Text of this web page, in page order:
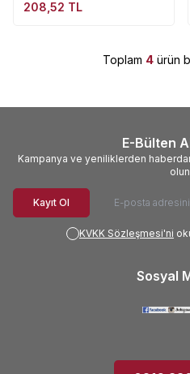
208,52 TL
Toplam 4 ürün
E-Bülten
Kampanya ve yeniliklerden
Kayıt Ol
KVKK Sözleşmesi'ni
Sosyal